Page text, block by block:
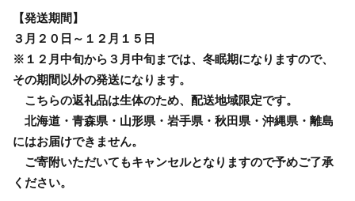
【発送期間】
３月２０日～１２月１５日
※１２月中旬から３月中旬までは、冬眠期になりますので、
その期間以外の発送になります。
こちらの返礼品は生体のため、配送地域限定です。
北海道・青森県・山形県・岩手県・秋田県・沖縄県・離島
にはお届けできません。
ご寄附いただいてもキャンセルとなりますので予めご了承
ください。